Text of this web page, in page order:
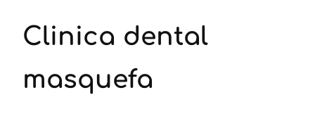
Clinica dental
masquefa